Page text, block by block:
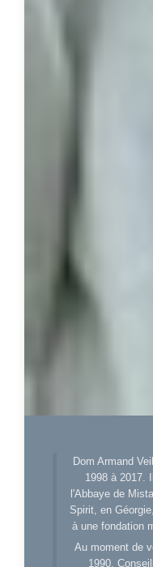
Dom Armand
1998 à 2017.
l'Abbaye de
Spirit, en
à une fondation
Au moment de
1990,